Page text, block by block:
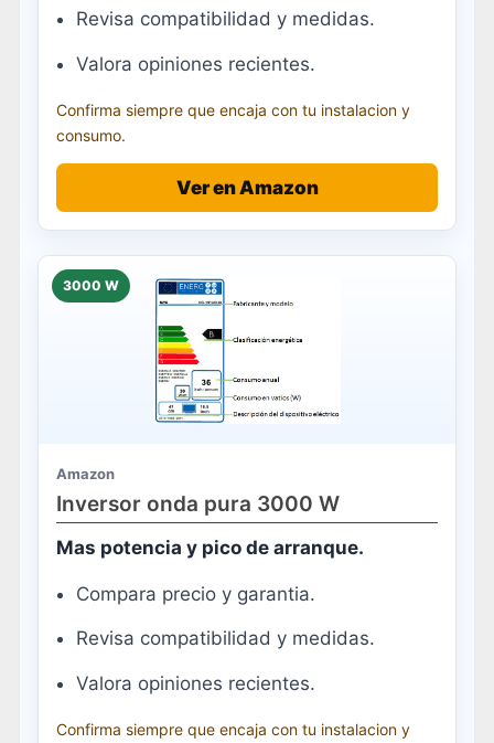
Revisa compatibilidad y medidas.
Valora opiniones recientes.
Confirma siempre que encaja con tu instalacion y
consumo.
Ver en Amazon
3000 W
Amazon
Inversor onda pura 3000 W
Mas potencia y pico de arranque.
Compara precio y garantia.
Revisa compatibilidad y medidas.
Valora opiniones recientes.
Confirma siempre que encaja con tu instalacion y